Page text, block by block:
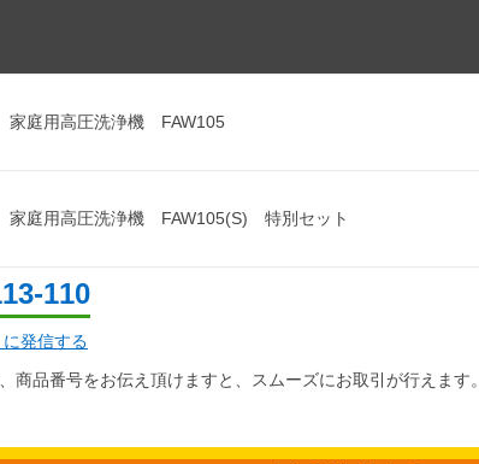
家庭用高圧洗浄機 FAW105
家庭用高圧洗浄機 FAW105(S) 特別セット
110
発信する
商品番号をお伝え頂けますと、スムーズにお取引が行えます。